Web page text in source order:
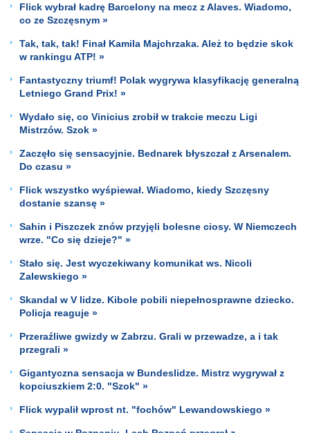
Flick wybrał kadrę Barcelony na mecz z Alaves. Wiadomo,
co ze Szczęsnym »
Tak, tak, tak! Finał Kamila Majchrzaka. Ależ to będzie skok
w rankingu ATP! »
Fantastyczny triumf! Polak wygrywa klasyfikację generalną
Letniego Grand Prix! »
Wydało się, co Vinicius zrobił w trakcie meczu Ligi
Mistrzów. Szok »
Zaczęło się sensacyjnie. Bednarek błyszczał z Arsenalem.
Do czasu »
Flick wszystko wyśpiewał. Wiadomo, kiedy Szczęsny
dostanie szansę »
Sahin i Piszczek znów przyjęli bolesne ciosy. W Niemczech
wrze. "Co się dzieje?" »
Stało się. Jest wyczekiwany komunikat ws. Nicoli
Zalewskiego »
Skandal w V lidze. Kibole pobili niepełnosprawne dziecko.
Policja reaguje »
Przeraźliwe gwizdy w Zabrzu. Grali w przewadze, a i tak
przegrali »
Gigantyczna sensacja w Bundeslidze. Mistrz wygrywał z
kopciuszkiem 2:0. "Szok" »
Flick wypalił wprost nt. "fochów" Lewandowskiego »